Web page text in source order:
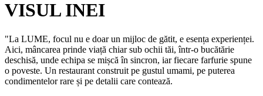
VISUL INEI
"La LUME, focul nu e doar un mijloc de gătit, e esența experienței.
Aici, mâncarea prinde viață chiar sub ochii tăi, într-o bucătărie
deschisă, unde echipa se mișcă în sincron, iar fiecare farfurie spune
o poveste. Un restaurant construit pe gustul umami, pe puterea
condimentelor rare și pe detalii care contează.